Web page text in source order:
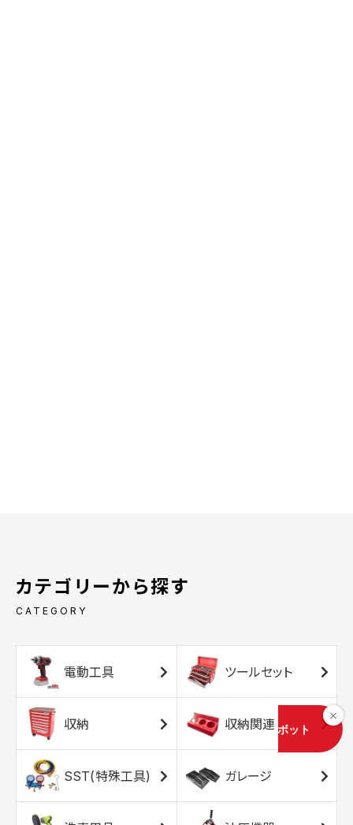
カテゴリーから探す
CATEGORY
電動工具 ツールセット
収納 収納関連
SST(特殊工具) ガレージ